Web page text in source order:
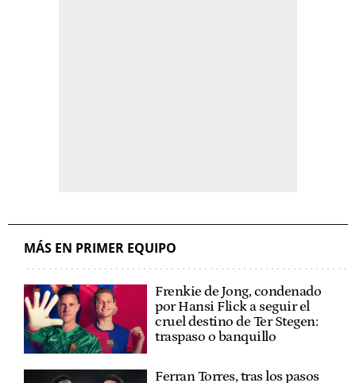
MÁS EN PRIMER EQUIPO
Frenkie de Jong, condenado
por Hansi Flick a seguir el
cruel destino de Ter Stegen:
traspaso o banquillo
Ferran Torres, tras los pasos